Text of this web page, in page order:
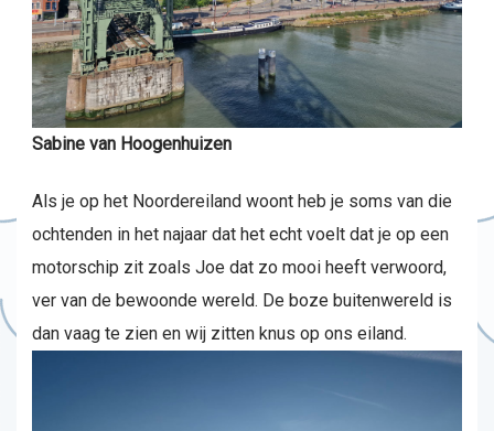
Sabine van Hoogenhuizen
Als je op het Noordereiland woont heb je soms van die
ochtenden in het najaar dat het echt voelt dat je op een
motorschip zit zoals Joe dat zo mooi heeft verwoord,
ver van de bewoonde wereld. De boze buitenwereld is
dan vaag te zien en wij zitten knus op ons eiland.